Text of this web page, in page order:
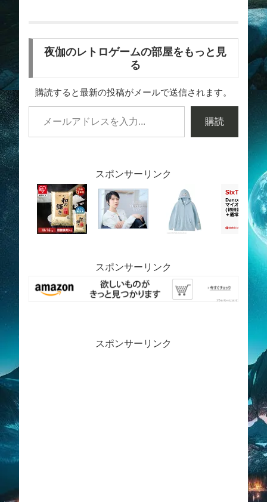
夜伽のレトロゲームの部屋をもっと見
る
購読すると最新の投稿がメールで送信されます。
購読
スポンサーリンク
スポンサーリンク
スポンサーリンク